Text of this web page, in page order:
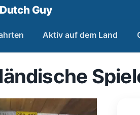
Guy
Aktiv auf dem Land